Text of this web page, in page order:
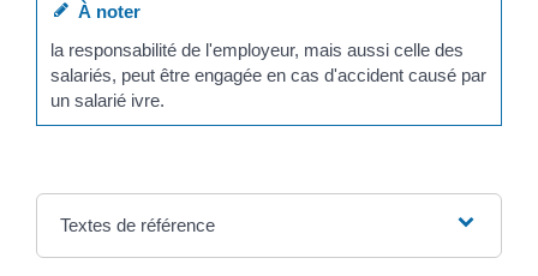
À noter
la responsabilité de l'employeur, mais aussi celle des
salariés, peut être engagée en cas d'accident causé par
un salarié ivre.
Textes de référence